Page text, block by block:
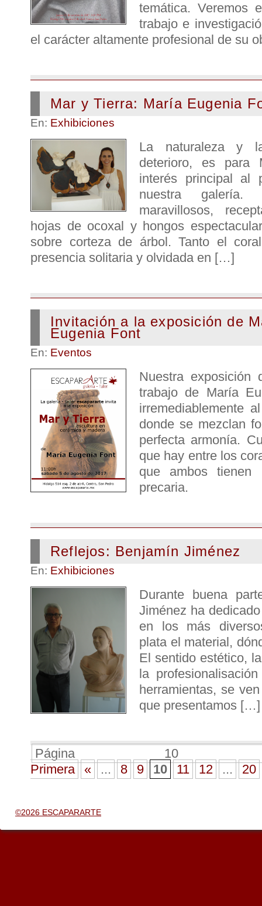
temática. Veremos
trabajo e
el carácter altamente profesional de su
Mar y Tierra: María Eugenia
En: Exhibiciones
La naturaleza y
deterioro, es para
interés principal al
nuestra galería.
maravillosos,
hojas de ocoxal y hongos
sobre corteza de árbol. Tanto el
presencia solitaria y olvidada en […]
Invitación a la exposición de
Eugenia Font
En: Eventos
Nuestra exposición
trabajo de María
irremediablemente
donde se mezclan
perfecta armonía.
que hay entre los
que ambos tienen
precaria.
Reflejos: Benjamín Jiménez
En: Exhibiciones
Durante buena
Jiménez ha
en los más
plata el material,
El sentido estético,
la
herramientas, se
que presentamos […]
Página 10
Primera
« ... 8 9 10 11 12 ... 20
©2026 ESCAPARARTE